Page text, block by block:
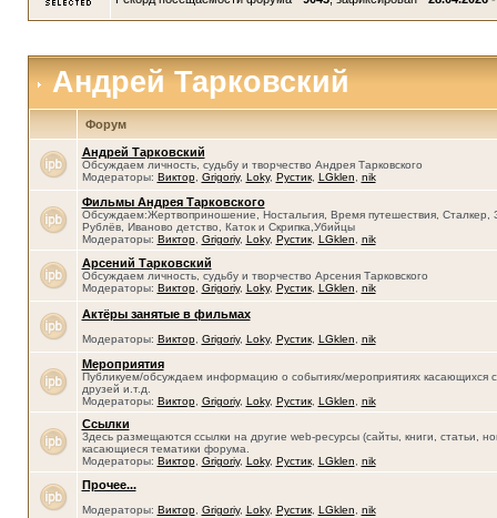
Андрей Тарковский
Форум
Андрей Тарковский
Обсуждаем личность, судьбу и творчество Андрея Тарковского
Модераторы: Виктор, Grigoriy, Loky, Рустик, LGklen nik
Фильмы Андрея Тарковского
Обсуждаем:Жертвоприношение, Ностальгия, Время путешествия, Сталкер,
Рублёв, Иваново детство, Каток и Скрипка,Убийцы
Модераторы: Виктор, Grigoriy, Loky, Рустик, LGklen nik
Арсений Тарковский
Обсуждаем личность, судьбу и творчество Арсения Тарковского
Модераторы: Виктор, Grigoriy, Loky, Рустик, LGklen nik
Актёры занятые в фильмах
Модераторы: Виктор, Grigoriy, Loky, Рустик, LGklen nik
Мероприятия
Публикуем/обсуждаем информацию о событиях/мероприятиях касающихся
друзей и.т.д.
Модераторы: Виктор, Grigoriy, Loky, Рустик, LGklen nik
Ссылки
Здесь размещаются ссылки на другие web-ресурсы (сайты, книги, статьи,
касающиеся тематики форума.
Модераторы: Виктор, Grigoriy, Loky, Рустик, LGklen nik
Прочее...
Модераторы: Виктор, Grigoriy, Loky, Рустик, LGklen nik